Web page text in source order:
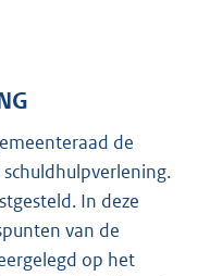
de
In deze
van de
op het